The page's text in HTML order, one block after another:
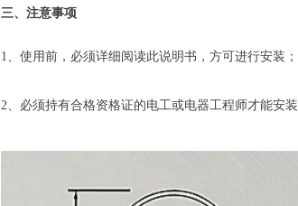
三、注意事项
1、使用前，必须详细阅读此说明书，方可进行安装；
2、必须持有合格资格证的电工或电器工程师才能安装